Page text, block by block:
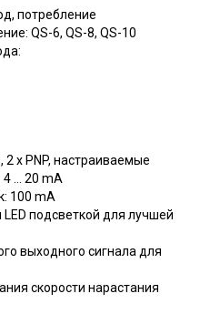
потребление
QS-6, QS-8, QS-10
x PNP, настраиваемые
4 … 20 mA
100 mA
подсветкой для лучшей
выходного сигнала для
скорости нарастания